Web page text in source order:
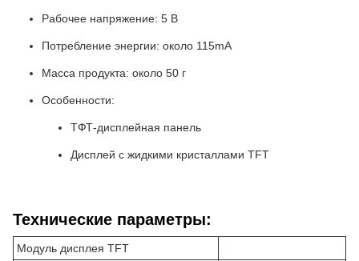
Рабочее напряжение: 5 В
Потребление энергии: около 115mA
Масса продукта: около 50 г
Особенности:
ТФТ-дисплейная панель
Дисплей с жидкими кристаллами TFT
Технические параметры:
Модуль дисплея TFT